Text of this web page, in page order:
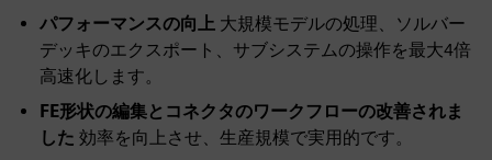
パフォーマンスの向上 大規模モデルの処理、ソルバー
デッキのエクスポート、サブシステムの操作を最大4倍
高速化します。
FE形状の編集とコネクタのワークフローの改善されま
した 効率を向上させ、生産規模で実用的です。